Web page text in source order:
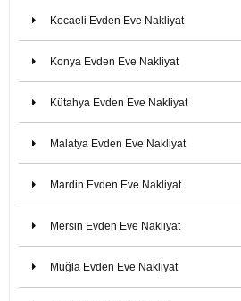
Kocaeli Evden Eve Nakliyat
Konya Evden Eve Nakliyat
Kütahya Evden Eve Nakliyat
Malatya Evden Eve Nakliyat
Mardin Evden Eve Nakliyat
Mersin Evden Eve Nakliyat
Muğla Evden Eve Nakliyat